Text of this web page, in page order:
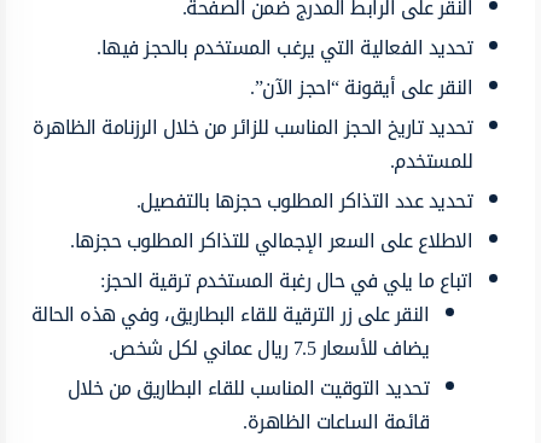
النقر على الرابط المدرج ضمن الصفحة.
تحديد الفعالية التي يرغب المستخدم بالحجز فيها.
النقر على أيقونة “احجز الآن”.
تحديد تاريخ الحجز المناسب للزائر من خلال الرزنامة الظاهرة
للمستخدم.
تحديد عدد التذاكر المطلوب حجزها بالتفصيل.
الاطلاع على السعر الإجمالي للتذاكر المطلوب حجزها.
اتباع ما يلي في حال رغبة المستخدم ترقية الحجز:
النقر على زر الترقية للقاء البطاريق، وفي هذه الحالة
يضاف للأسعار 7.5 ريال عماني لكل شخص.
تحديد التوقيت المناسب للقاء البطاريق من خلال
قائمة الساعات الظاهرة.